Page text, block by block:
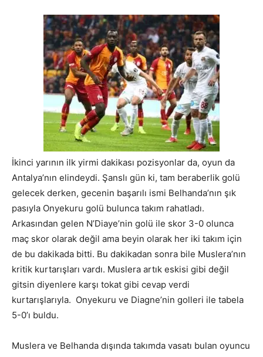
İkinci yarının ilk yirmi dakikası pozisyonlar da, oyun da
Antalya’nın elindeydi. Şanslı gün ki, tam beraberlik golü
gelecek derken, gecenin başarılı ismi Belhanda’nın şık
pasıyla Onyekuru golü bulunca takım rahatladı.
Arkasından gelen N’Diaye’nin golü ile skor 3-0 olunca
maç skor olarak değil ama beyin olarak her iki takım için
de bu dakikada bitti. Bu dakikadan sonra bile Muslera’nın
kritik kurtarışları vardı. Muslera artık eskisi gibi değil
gitsin diyenlere karşı tokat gibi cevap verdi
kurtarışlarıyla. Onyekuru ve Diagne’nin golleri ile tabela
5-0’ı buldu.
Muslera ve Belhanda dışında takımda vasatı bulan oyuncu